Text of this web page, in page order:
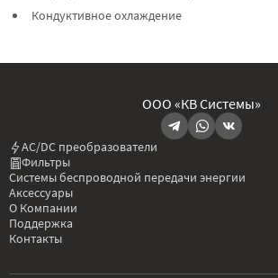
Кондуктивное охлаждение
ООО «КВ Системы»
AC/DC преобразователи
Фильтры
Системы беспроводной передачи энергии
Аксессуары
О Компании
Поддержка
Контакты